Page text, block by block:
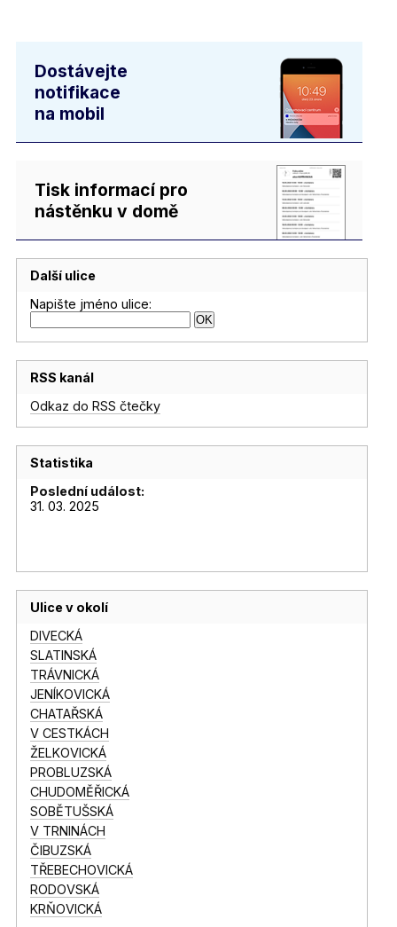
Dostávejte
notifikace
na mobil
Tisk informací pro
nástěnku v domě
Další ulice
Napište jméno ulice:
RSS kanál
Odkaz do RSS čtečky
Statistika
Poslední událost:
31. 03. 2025
Ulice v okolí
DIVECKÁ
SLATINSKÁ
TRÁVNICKÁ
JENÍKOVICKÁ
CHATAŘSKÁ
V CESTKÁCH
ŽELKOVICKÁ
PROBLUZSKÁ
CHUDOMĚŘICKÁ
SOBĚTUŠSKÁ
V TRNINÁCH
ČIBUZSKÁ
TŘEBECHOVICKÁ
RODOVSKÁ
KRŇOVICKÁ